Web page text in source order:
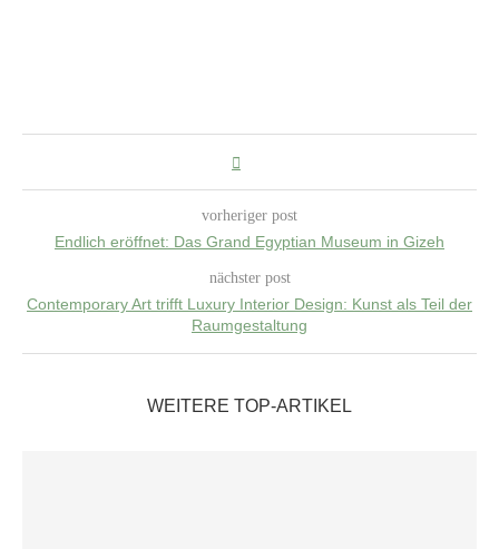
vorheriger post
Endlich eröffnet: Das Grand Egyptian Museum in Gizeh
nächster post
Contemporary Art trifft Luxury Interior Design: Kunst als Teil der
Raumgestaltung
WEITERE TOP-ARTIKEL